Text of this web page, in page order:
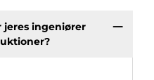
jeres ingeniører